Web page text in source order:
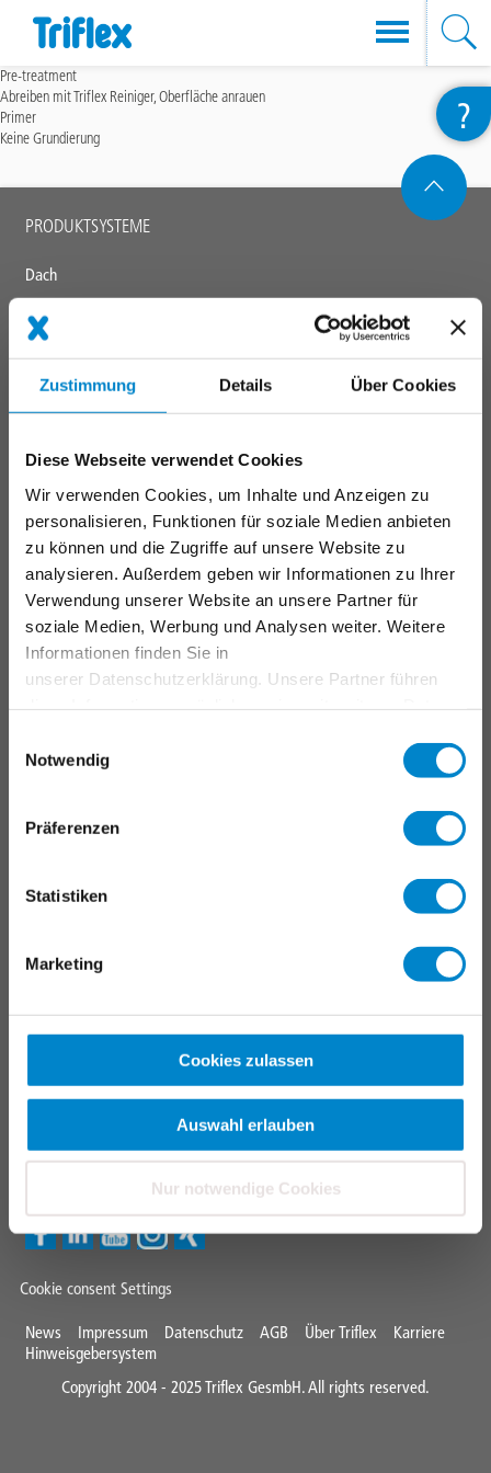
Zustimmung Details Über Cookies
Diese Webseite verwendet Cookies
Wir verwenden Cookies, um Inhalte und Anzeigen zu
personalisieren, Funktionen für soziale Medien anbieten
zu können und die Zugriffe auf unsere Website zu
analysieren. Außerdem geben wir Informationen zu Ihrer
Verwendung unserer Website an unsere Partner für
soziale Medien, Werbung und Analysen weiter. Weitere
Informationen finden Sie in
unserer Datenschutzerklärung. Unsere Partner führen
sie im Rahmen Ihrer Nutzung der Dienste gesammelt
haben. Weitere Informationen erhalten Sie in unserer
Notwendig
Präferenzen
Statistiken
Marketing
Cookies zulassen
Auswahl erlauben
Nur notwendige Cookies
Direkt
zum
Inhalt
Pre-treatment
Abreiben mit Triflex Reiniger, Oberfläche anrauen
Primer
Keine Grundierung
?
Main
PRODUKTSYSTEME
Dach
Anschlüsse, Fugen & Details
Instandhaltung & Betrieb
ANWENDUNGSBEREICHE
Industriedächer
Verkehrsflächen
Farb- und Designflächen
Flüssigkunststoff
Triflex Systemfinder
FAQ
+437667 21505
Cookie consent Settings
Mini
Footer
News Impressum Datenschutz AGB Über Triflex
Karriere
Hinweisgebersystem
Copyright 2004 - 2025 Triflex GesmbH. All rights reserved.